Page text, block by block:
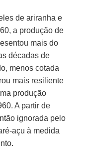
de ariranha e
a produção de
mais do
décadas de
menos cotada
mais resiliente
produção
A partir de
ignorada pelo
açu à medida